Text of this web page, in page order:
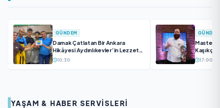
GÜNDEM
Damak Çatlatan Bir Ankara
Hikâyesi Aydınlıkevler’in Lezzet
Durağı Urfa Damak
10:30
GÜNDEM
Kaşıkçı
17:00
YAŞAM & HABER SERVİSLERİ